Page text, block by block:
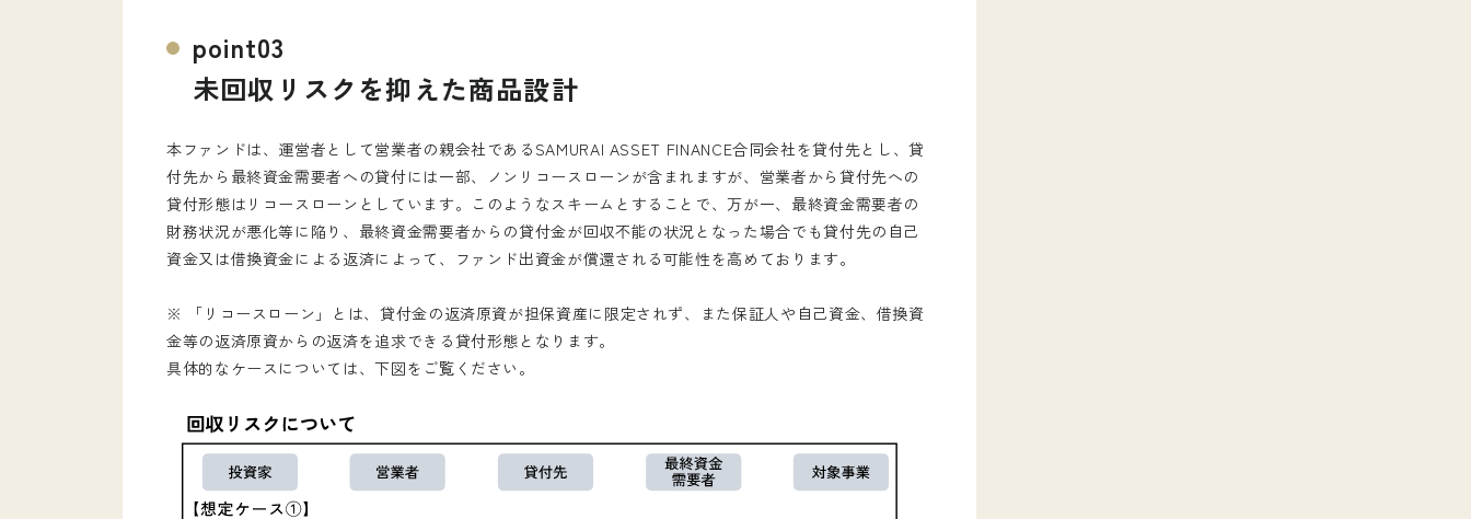
point03
未回収リスクを抑えた商品設計
本ファンドは、運営者として営業者の親会社であるSAMURAI ASSET FINANCE合同会社を貸付先とし、貸
付先から最終資金需要者への貸付には一部、ノンリコースローンが含まれますが、営業者から貸付先への
貸付形態はリコースローンとしています。このようなスキームとすることで、万が一、最終資金需要者の
財務状況が悪化等に陥り、最終資金需要者からの貸付金が回収不能の状況となった場合でも貸付先の自己
資金又は借換資金による返済によって、ファンド出資金が償還される可能性を高めております。
※ 「リコースローン」とは、貸付金の返済原資が担保資産に限定されず、また保証人や自己資金、借換資
金等の返済原資からの返済を追求できる貸付形態となります。
具体的なケースについては、下図をご覧ください。